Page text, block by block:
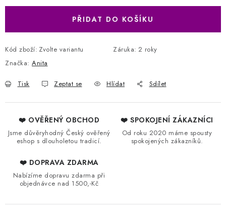
PŘIDAT DO KOŠÍKU
Kód zboží: Zvolte variantu Záruka: 2 roky
Značka: Anita
Tisk Zeptat se Hlídat Sdílet
❤️ OVĚŘENÝ OBCHOD
Jsme důvěryhodný Český ověřený
eshop s dlouholetou tradicí.
❤️ SPOKOJENÍ ZÁKAZNÍCI
Od roku 2020 máme spousty
spokojených zákazníků.
❤️ DOPRAVA ZDARMA
Nabízíme dopravu zdarma při
objednávce nad 1500,-Kč